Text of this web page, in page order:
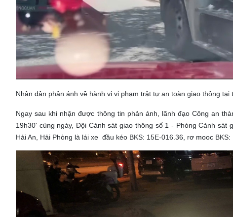
Nhân dân phản ánh về hành vi vi phạm trật tự an toàn giao thông
Ngay sau khi nhận được thông tin phản ánh, lãnh đạo Công an
19h30' cùng ngày, Đội Cảnh sát giao thông số 1 - Phòng Cảnh
Hải An, Hải Phòng là lái xe đầu kéo BKS: 15E-016.36, rơ mooc